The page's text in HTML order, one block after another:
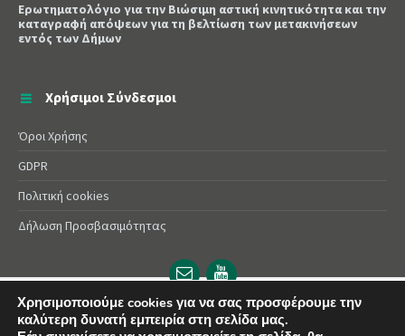
Ερωτηματολόγιο για την Βιώσιμη αστική κινητικότητα και την
καταγραφή απόψεων για τη βελτίωση των μετακινήσεων
εντός των Δήμων
Χρήσιμοι Σύνδεσμοι
Όροι Χρήσης
GDPR
Πολιτική cookies
Δήλωση Προσβασιμότητας
Email
url
YouTube
url
© 2025 Δήμος Αλεξάνδρειας | Powered byApogee
Χρησιμοποιούμε cookies για να σας προσφέρουμε την
καλύτερη δυνατή εμπειρία στη σελίδα μας.